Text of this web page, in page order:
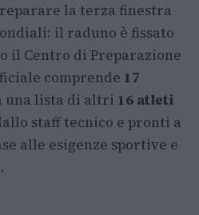
la terza finestra
il raduno è fissato
il Centro di Preparazione
comprende 17
una lista di altri 16 atleti
staff tecnico e pronti a
alle esigenze sportive e